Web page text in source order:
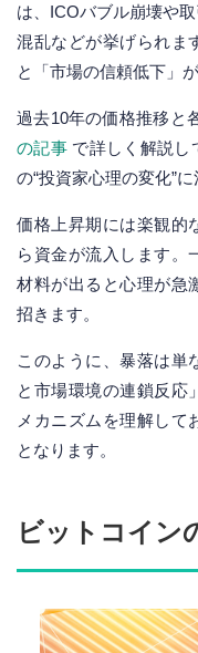
は、ICOバブル崩壊や
混乱などが挙げられま
と「市場の信頼低下」
過去10年の価格推移と
の記事 で詳しく解説し
の“投資家心理の変化”
価格上昇期には楽観的
ら資金が流入します。
材料が出ると心理が急
招きます。
このように、暴落は単
と市場環境の連鎖反応
メカニズムを理解して
となります。
ビットコイン